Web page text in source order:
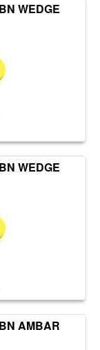
WEDGE
WEDGE
AMBAR